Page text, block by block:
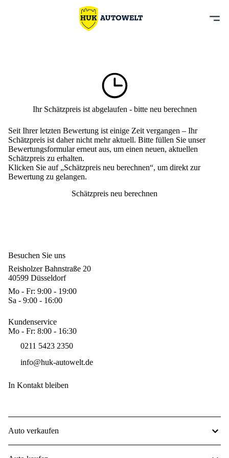
Ihr Schätzpreis ist abgelaufen - bitte neu berechnen
Seit Ihrer letzten Bewertung ist einige Zeit vergangen – Ihr
Schätzpreis ist daher nicht mehr aktuell. Bitte füllen Sie unser
Bewertungsformular erneut aus, um einen neuen, aktuellen
Schätzpreis zu erhalten.
Klicken Sie auf „Schätzpreis neu berechnen“, um direkt zur
Bewertung zu gelangen.
Schätzpreis neu berechnen
Besuchen Sie uns
Reisholzer Bahnstraße 20
40599 Düsseldorf
Mo - Fr: 9:00 - 19:00
Sa - 9:00 - 16:00
Kundenservice
Mo - Fr: 8:00 - 16:30
0211 5423 2350
info@huk-autowelt.de
In Kontakt bleiben
Auto verkaufen